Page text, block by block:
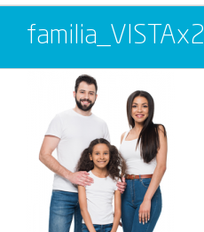
familia_VISTAx2